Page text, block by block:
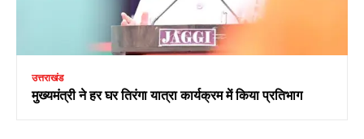
उत्तराखंड
मुख्यमंत्री ने हर घर तिरंगा यात्रा कार्यक्रम में किया प्रतिभाग